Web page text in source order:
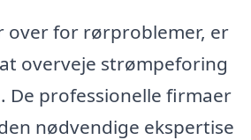
over for rørproblemer, er
overveje strømpeforing
De professionelle firmaer
nødvendige ekspertise